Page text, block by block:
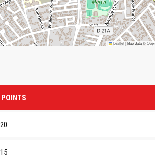
Leaflet|Map data ©
POINTS
20
15